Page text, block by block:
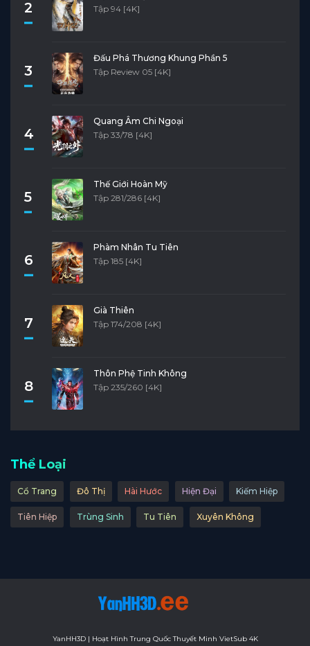
2
Tập 94 [4K]
3
Đấu Phá Thương Khung Phần 5
Tập Review 05 [4K]
4
Quang Âm Chi Ngoại
Tập 33/78 [4K]
5
Thế Giới Hoàn Mỹ
Tập 281/286 [4K]
6
Phàm Nhân Tu Tiên
Tập 185 [4K]
7
Già Thiên
Tập 174/208 [4K]
8
Thôn Phệ Tinh Không
Tập 235/260 [4K]
Thể Loại
Cổ Trang Đô Thị Hài Hước Hiện Đại Kiếm Hiệp
Tiên Hiệp Trùng Sinh Tu Tiên Xuyên Không
YanHH3D | Hoạt Hình Trung Quốc Thuyết Minh VietSub 4K